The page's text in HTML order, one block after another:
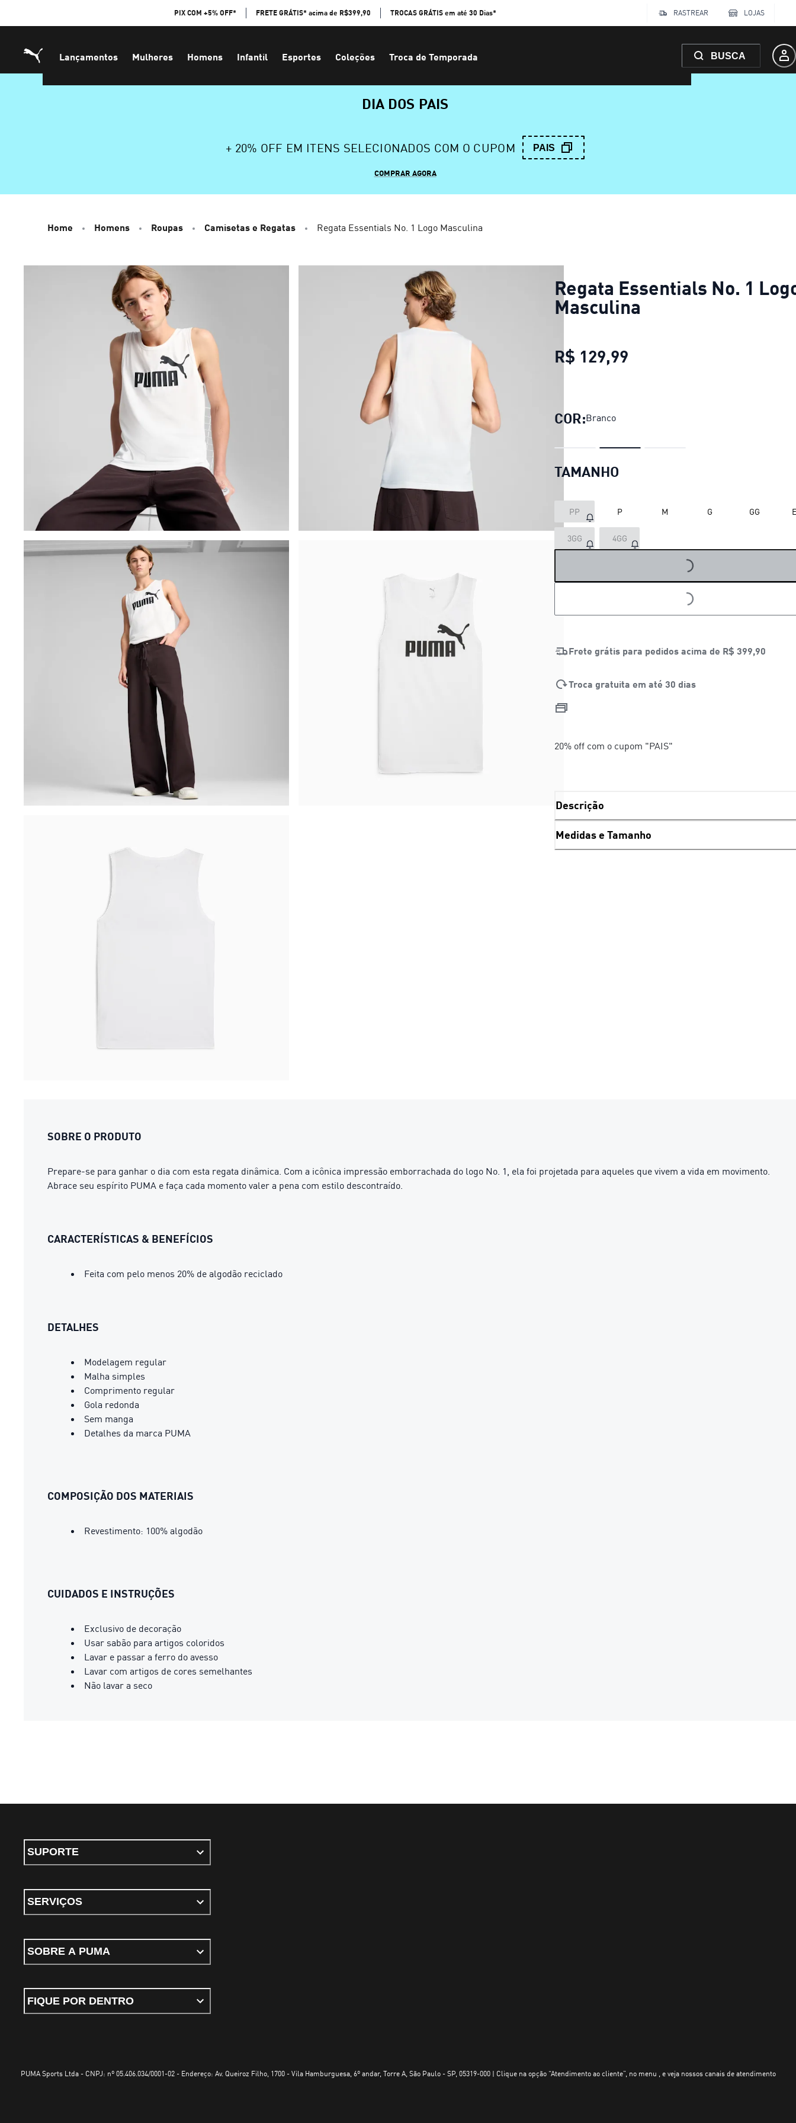
PIX COM +5% OFF* FRETE GRÁTIS* acima de R$399,90 TROCAS GRÁTIS em até 30 Dias* RASTREAR LOJAS
Lançamentos Mulheres Homens Infantil Esportes Coleções Troca de Temporada BUSCA
DIA DOS PAIS
+ 20% OFF EM ITENS SELECIONADOS COM O CUPOM PAIS
COMPRAR AGORA
Home Homens Roupas Camisetas e Regatas Regata Essentials No. 1 Logo Masculina
Regata Essentials No. 1
Masculina
R$ 129,99
COR:Branco
TAMANHO
PP P M G GG
3GG 4GG LOADING...
LOADING...
Frete grátis para pedidos acima de R$ 399,90
Troca gratuita em até 30 dias
20% off com o cupom "PAIS"
Descrição
Medidas e Tamanho
SOBRE O PRODUTO
Prepare-se para ganhar o dia com esta regata dinâmica. Com a icônica impressão emborrachada do logo No. 1, ela foi projetada para aqueles que vivem a vida em movimento.
Abrace seu espírito PUMA e faça cada momento valer a pena com estilo descontraído.
CARACTERÍSTICAS & BENEFÍCIOS
Feita com pelo menos 20% de algodão reciclado
DETALHES
Modelagem regular
Malha simples
Comprimento regular
Gola redonda
Sem manga
Detalhes da marca PUMA
COMPOSIÇÃO DOS MATERIAIS
Revestimento: 100% algodão
CUIDADOS E INSTRUÇÕES
Exclusivo de decoração
Usar sabão para artigos coloridos
Lavar e passar a ferro do avesso
Lavar com artigos de cores semelhantes
Não lavar a seco
SUPORTE
SERVIÇOS
SOBRE A PUMA
FIQUE POR DENTRO
PUMA Sports Ltda - CNPJ: nº 05.406.034/0001-02 - Endereço: Av. Queiroz Filho, 1700 - Vila Hamburguesa, 6º andar, Torre A, São Paulo - SP, 05319-000 | Clique na opção “Atendimento ao cliente”, no menu , e veja nossos canais de atendimento